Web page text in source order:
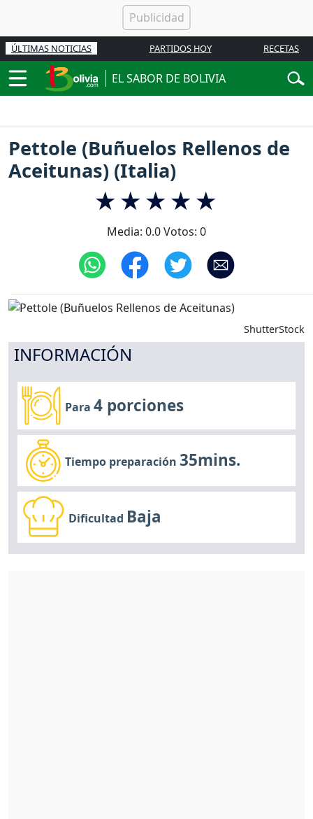
ÚLTIMAS NOTICIAS PARTIDOS HOY RECETAS
EL SABOR DE BOLIVIA
Pettole (Buñuelos Rellenos de
Aceitunas) (Italia)
Media: 0.0Votos: 0
ShutterStock
INFORMACIÓN
Para4 porciones
Tiempo preparación35mins.
Dificultad Baja